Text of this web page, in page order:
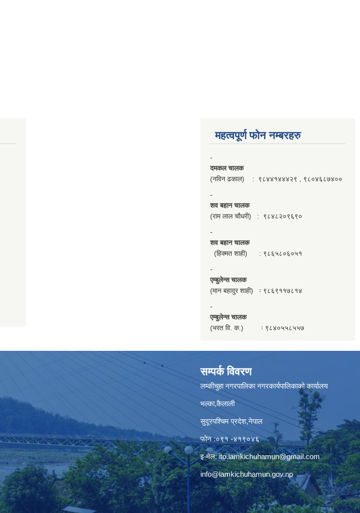
महत्वपूर्ण फाेन नम्बरहरु
-
दमकल चालक
(नविन ढकाल) : ९८४४१४४४२९ , ९८०४६८७४००
-
शव बहान चालक
(राम लाल चौधरी) : ९८४८२०९६९०
-
शव बहान चालक
(हिक्मत शाही) : ९८६५८०६०५१
-
एम्बुलेन्स चालक
(मान बहादुर शाही) ः ९८६९११७८१४
-
एम्बुलेन्स चालक
(भरत वि. क.) ः ९८४०५५८५५७
सम्पर्क विवरण
लम्कीचुहा नगरपालिका नगरकार्यपालिकाको कार्यालय
भल्का,कैलाली
सुदूरपश्चिम प्रदेश,नेपाल
फोन :०९१ -४१९०४६
इ-मेल:ito.lamkichuhamun@gmail.com
info@lamkichuhamun.gov.np